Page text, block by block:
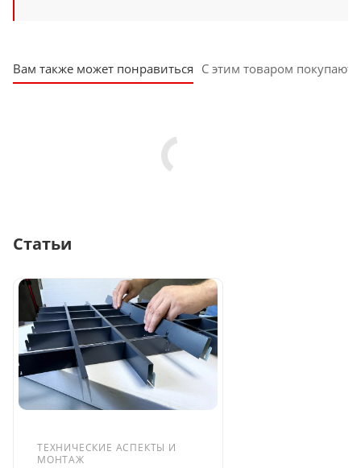
Вам также может понравиться С этим товаром покупают
Статьи
ТЕХНИЧЕСКИЕ АСПЕКТЫ И
МОНТАЖ